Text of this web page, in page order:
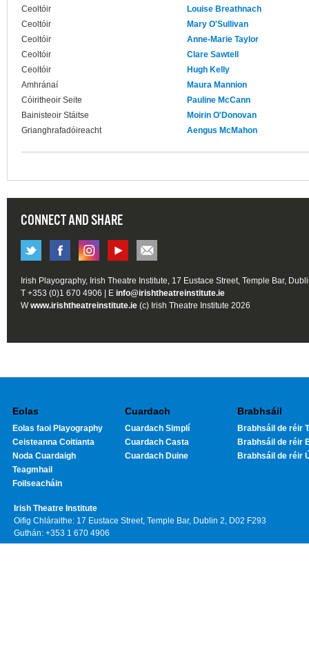
Ceoltóir
Louise Breathnach
Ceoltóir
Mary O'Sullivan
Ceoltóir
Anne-Marie Taylor
Ceoltóir
Clare Sawtell
Ceoltóir
Hugh Kelly
Amhránaí
Maura Mannion
Cóiritheoir Seite
Pauline McCann
Bainisteoir Stáitse
Moirin O'Donovan
Grianghrafadóireacht
Aengus McMahon
CONNECT AND SHARE
Irish Playography, Irish Theatre Institute, 17 Eustace Street, Temple Bar,
T +353 (0)1 670 4906 | E info@irishtheatreinstitute.ie
Wwww.irishtheatreinstitute.ie (c) Irish Theatre Institute 2026
Eolas
Eolas faoi Playography
Ceisteanna Coitianta
Noda Cuardaigh
Teagmhail
Foilseacháin
Cuardach
Cuardach Simplí
Cuardach Casta
Cuardach Duine
Brabhsáil
Brabhsáil de réir
Brabhsáil de réir
Brabhsáil de réir
Irish Theatre Institute
Oifig Chláraithe: 17 Eustace Street, Temple Bar, Dublin 2, D02 F293
Guthán: +353 1 670 4906